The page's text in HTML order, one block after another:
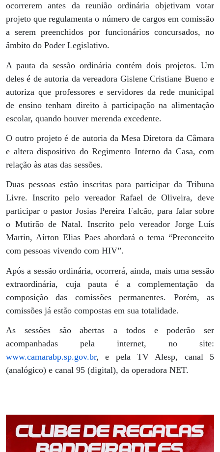
ocorrerem antes da reunião ordinária objetivam votar
projeto que regulamenta o número de cargos em comissão
a serem preenchidos por funcionários concursados, no
âmbito do Poder Legislativo.
A pauta da sessão ordinária contém dois projetos. Um
deles é de autoria da vereadora Gislene Cristiane Bueno e
autoriza que professores e servidores da rede municipal
de ensino tenham direito à participação na alimentação
escolar, quando houver merenda excedente.
O outro projeto é de autoria da Mesa Diretora da Câmara
e altera dispositivo do Regimento Interno da Casa, com
relação às atas das sessões.
Duas pessoas estão inscritas para participar da Tribuna
Livre. Inscrito pelo vereador Rafael de Oliveira, deve
participar o pastor Josias Pereira Falcão, para falar sobre
o Mutirão de Natal. Inscrito pelo vereador Jorge Luís
Martin, Aírton Elias Paes abordará o tema “Preconceito
com pessoas vivendo com HIV”.
Após a sessão ordinária, ocorrerá, ainda, mais uma sessão
extraordinária, cuja pauta é a complementação da
composição das comissões permanentes. Porém, as
comissões já estão compostas em sua totalidade.
As sessões são abertas a todos e poderão ser
acompanhadas pela internet, no site:
www.camarabp.sp.gov.br, e pela TV Alesp, canal 5
(analógico) e canal 95 (digital), da operadora NET.